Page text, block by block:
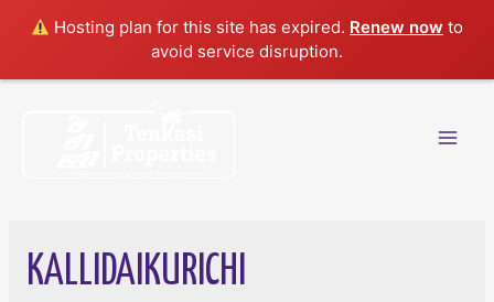
Hosting plan for this site has expired. Renew now to
avoid service disruption.
KALLIDAIKURICHI